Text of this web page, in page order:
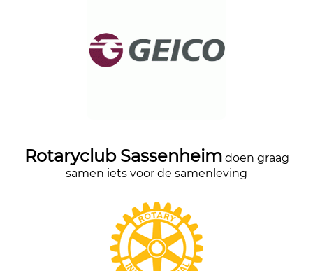
Rotaryclub Sassenheimdoen graag
samen iets voor de samenleving